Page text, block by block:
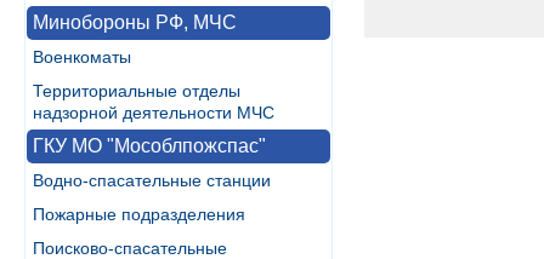
Минобороны РФ, МЧС
Военкоматы
Территориальные отделы
надзорной деятельности МЧС
ГКУ МО "Мособлпожспас"
Водно-спасательные станции
Пожарные подразделения
Поисково-спасательные